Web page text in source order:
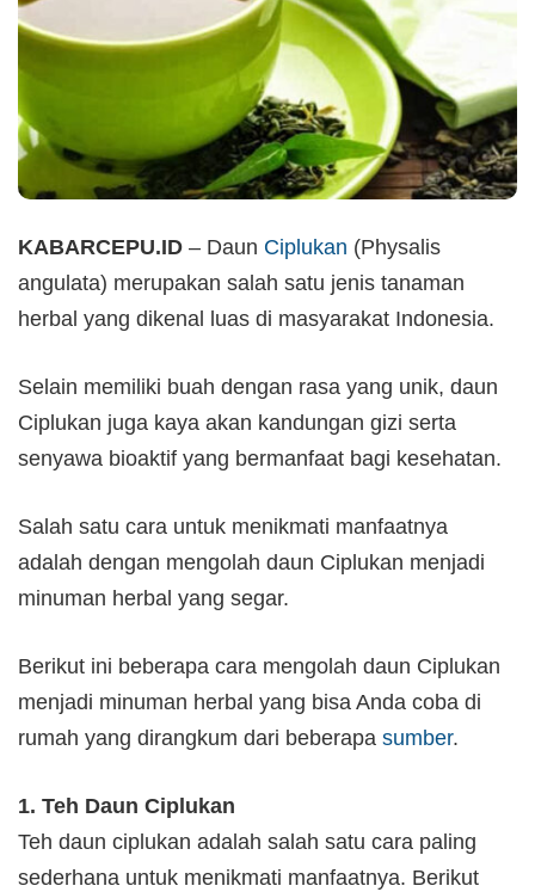
KABARCEPU.ID – Daun Ciplukan (Physalis
angulata) merupakan salah satu jenis tanaman
herbal yang dikenal luas di masyarakat Indonesia.
Selain memiliki buah dengan rasa yang unik, daun
Ciplukan juga kaya akan kandungan gizi serta
senyawa bioaktif yang bermanfaat bagi kesehatan.
Salah satu cara untuk menikmati manfaatnya
adalah dengan mengolah daun Ciplukan menjadi
minuman herbal yang segar.
Berikut ini beberapa cara mengolah daun Ciplukan
menjadi minuman herbal yang bisa Anda coba di
rumah yang dirangkum dari beberapa sumber.
1. Teh Daun Ciplukan
Teh daun ciplukan adalah salah satu cara paling
sederhana untuk menikmati manfaatnya. Berikut